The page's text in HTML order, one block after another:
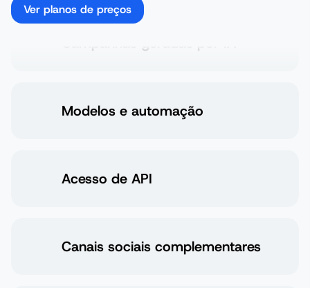
Ver planos de preços
Personalização de mensagens